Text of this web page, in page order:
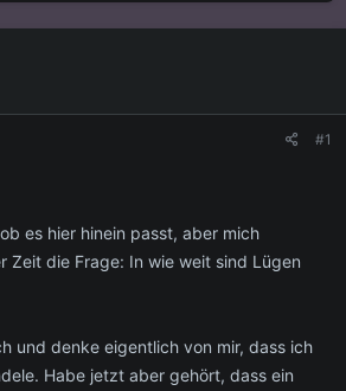
#1
es hier hinein passt, aber mich
Zeit die Frage: In wie weit sind Lügen
und denke eigentlich von mir, dass ich
Habe jetzt aber gehört, dass ein